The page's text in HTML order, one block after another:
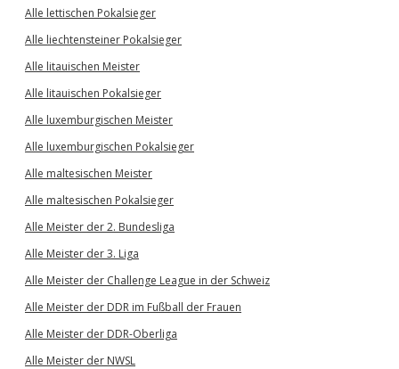
Alle lettischen Pokalsieger
Alle liechtensteiner Pokalsieger
Alle litauischen Meister
Alle litauischen Pokalsieger
Alle luxemburgischen Meister
Alle luxemburgischen Pokalsieger
Alle maltesischen Meister
Alle maltesischen Pokalsieger
Alle Meister der 2. Bundesliga
Alle Meister der 3. Liga
Alle Meister der Challenge League in der Schweiz
Alle Meister der DDR im Fußball der Frauen
Alle Meister der DDR-Oberliga
Alle Meister der NWSL